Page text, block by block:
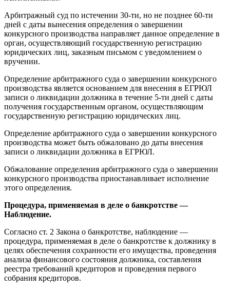
Арбитражный суд по истечении 30-ти, но не позднее 60-ти
дней с даты вынесения определения о завершении
конкурсного производства направляет данное определение в
орган, осуществляющий государственную регистрацию
юридических лиц, заказным письмом с уведомлением о
вручении.
Определение арбитражного суда о завершении конкурсного
производства является основанием для внесения в ЕГРЮЛ
записи о ликвидации должника в течение 5-ти дней с даты
получения государственным органом, осуществляющим
государственную регистрацию юридических лиц.
Определение арбитражного суда о завершении конкурсного
производства может быть обжаловано до даты внесения
записи о ликвидации должника в ЕГРЮЛ.
Обжалование определения арбитражного суда о завершении
конкурсного производства приостанавливает исполнение
этого определения.
Процедура, применяемая в деле о банкротстве —
Наблюдение.
Согласно ст. 2 Закона о банкротстве, наблюдение —
процедура, применяемая в деле о банкротстве к должнику в
целях обеспечения сохранности его имущества, проведения
анализа финансового состояния должника, составления
реестра требований кредиторов и проведения первого
собрания кредиторов.